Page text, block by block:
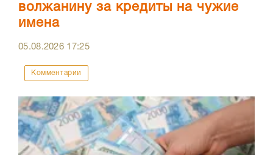
волжанину за кредиты на чужие
имена
05.08.2026 17:25
Комментарии